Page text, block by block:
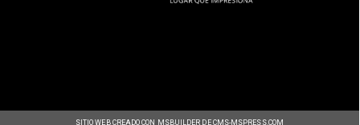
SITIO WEB CREADO CON MSBUILDER DE CMS-MSPRESS.COM